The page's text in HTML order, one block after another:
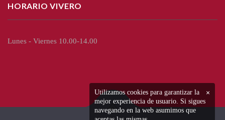
HORARIO VIVERO
Lunes - Viernes 10.00-14.00
×
Utilizamos cookies para garantizar la
mejor experiencia de usuario. Si sigues
navegando en la web asumimos que